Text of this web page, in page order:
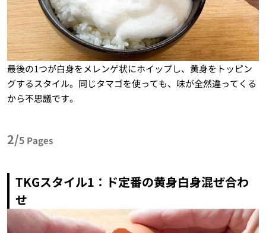
最後の1つが白身をメレンゲ状にホイップし、黄身をトッピン
グするスタイル。同じタマゴを使っても、味が全然違ってくる
から不思議です。
2/5 Pages
TKGスタイル1 ：ド定番の黄身白身混ぜ合わ
せ